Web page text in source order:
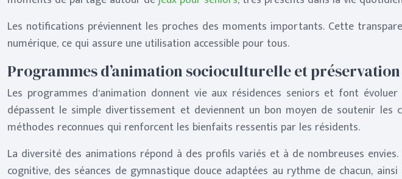
Les notifications préviennent les proches des moments importants. Cette
numérique, ce qui assure une utilisation accessible pour tous.
Programmes d’animation socioculturelle et
Les programmes d’animation donnent vie aux résidences seniors et font
dépassent le simple divertissement et deviennent un bon moyen de soutenir les
méthodes reconnues qui renforcent les bienfaits ressentis par les résidents.
La diversité des animations répond à des profils variés et à de nombreuses
cognitive, des séances de gymnastique douce adaptées au rythme de chacun,